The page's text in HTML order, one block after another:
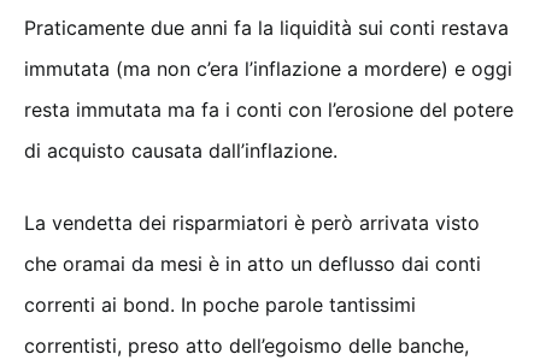
Praticamente due anni fa la liquidità sui conti restava
immutata (ma non c’era l’inflazione a mordere) e oggi
resta immutata ma fa i conti con l’erosione del potere
di acquisto causata dall’inflazione.
La vendetta dei risparmiatori è però arrivata visto
che oramai da mesi è in atto un deflusso dai conti
correnti ai bond. In poche parole tantissimi
correntisti, preso atto dell’egoismo delle banche,